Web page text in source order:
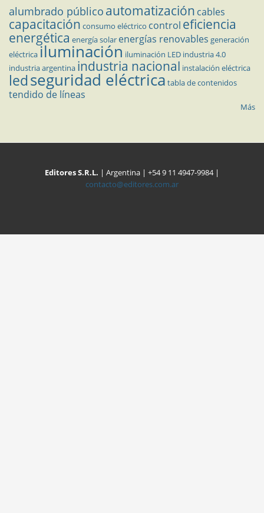
alumbrado público automatización cables
capacitación consumo eléctrico control eficiencia
energética energía solar energías renovables generación
eléctricailuminación iluminación LED industria 4.0
industria argentina industria nacional instalación eléctrica
ledseguridad eléctrica tabla de contenidos
tendido de líneas
Más
Editores S.R.L. | Argentina | +54 9 11 4947-9984 |
contacto@editores.com.ar